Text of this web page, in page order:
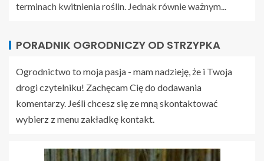
terminach kwitnienia roślin. Jednak równie ważnym...
PORADNIK OGRODNICZY OD STRZYPKA
Ogrodnictwo to moja pasja - mam nadzieję, że i Twoja
drogi czytelniku! Zachęcam Cię do dodawania
komentarzy. Jeśli chcesz się ze mną skontaktować
wybierz z menu zakładkę kontakt.